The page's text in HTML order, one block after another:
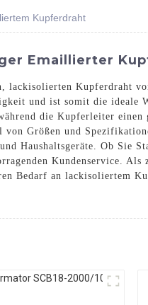
Kupferdraht
Emaillierter
lackisolierten Kupferdraht
und ist somit die ideale
die Kupferleiter
Größen und
Haushaltsgeräte. Ob Sie
Kundenservice.
Bedarf an lackisoliertem